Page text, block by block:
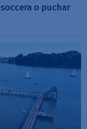
o puchar